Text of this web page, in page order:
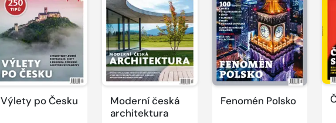
Výlety po Česku
Moderní česká
architektura
Fenomén Polsko